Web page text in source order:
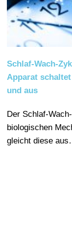
Schlaf-Wach-
Apparat
und aus
Der Schlaf-
biologischen
gleicht diese